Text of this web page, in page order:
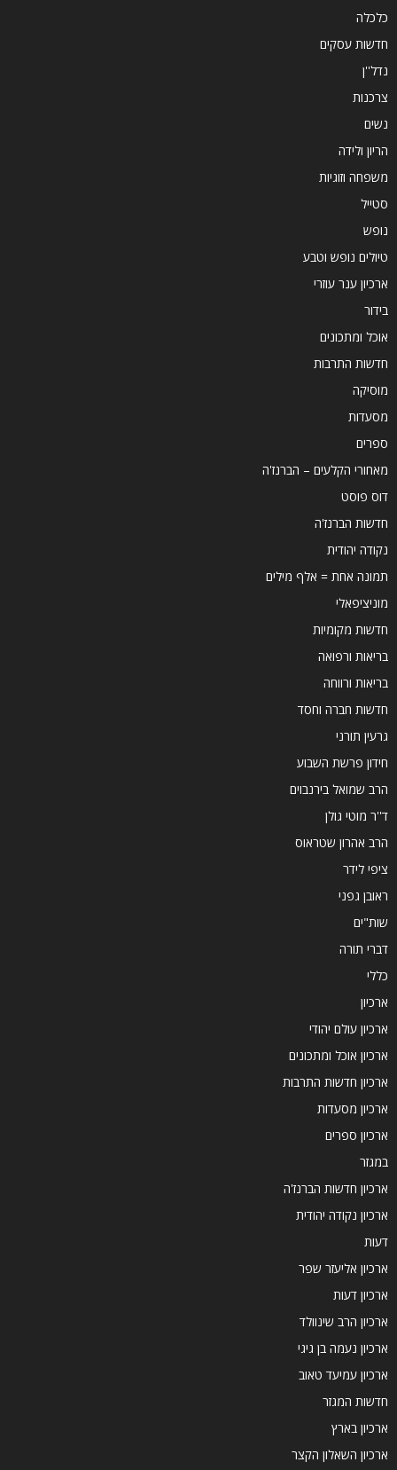
כלכלה
חדשות עסקים
נדל''ן
צרכנות
נשים
הריון ולידה
משפחה וזוגיות
סטייל
נופש
טיולים נופש וטבע
ארכיון ענר עוזרי
בידור
אוכל ומתכונים
חדשות התרבות
מוסיקה
מסעדות
ספרים
מאחורי הקלעים – הברנז'ה
דוס פוסט
חדשות הברנז'ה
נקודה יהודית
תמונה אחת = אלף מילים
מוניציפאלי
חדשות מקומיות
בריאות ורפואה
בריאות ורווחה
חדשות חברה וחסד
גרעין תורני
חידון פרשת השבוע
הרב שמואל בירנבוים
ד''ר מוטי גולן
הרב אהרון שטראוס
ציפי לידר
ראובן גפני
שות"ים
דברי תורה
כללי
ארכיון
ארכיון עולם יהודי
ארכיון אוכל ומתכונים
ארכיון חדשות התרבות
ארכיון מסעדות
ארכיון ספרים
במגזר
ארכיון חדשות הברנז'ה
ארכיון נקודה יהודית
דעות
ארכיון אליעזר שפר
ארכיון דעות
ארכיון הרב שינוולד
ארכיון נעמה בן גיגי
ארכיון עמיעד טאוב
חדשות המגזר
ארכיון בארץ
ארכיון השאלון הקצר